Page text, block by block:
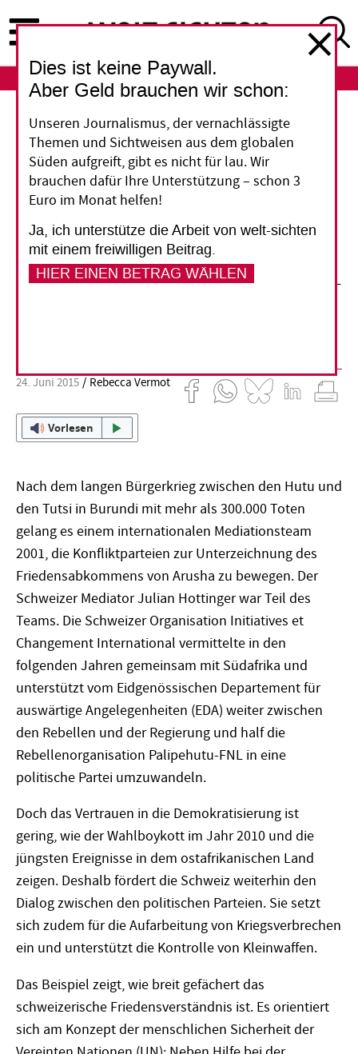
zum
Inhalt
ABO
Schweizer Friedensförderung
Mehr als ein hübsches
Aushängeschild
Friedensförderung aus der Schweiz hat einen
guten Ruf. Sie ist engagiert, anspruchsvoll und
hat fähiges Personal. Doch die Schweizer Außen-
24. Juni 2015 Rebecca Vermot
Vorlesen
Nach dem langen Bürgerkrieg zwischen den Hutu und
den Tutsi in Burundi mit mehr als 300.000 Toten
gelang es einem internationalen Mediationsteam
2001, die Konfliktparteien zur Unterzeichnung des
Friedensabkommens von Arusha zu bewegen. Der
Schweizer Mediator Julian Hottinger war Teil des
Teams. Die Schweizer Organisation Initiatives et
Changement International vermittelte in den
folgenden Jahren gemeinsam mit Südafrika und
unterstützt vom Eidgenössischen Departement für
auswärtige Angelegenheiten (EDA) weiter zwischen
den Rebellen und der Regierung und half die
Rebellenorganisation Palipehutu-FNL in eine
politische Partei umzuwandeln.
Doch das Vertrauen in die Demokratisierung ist
gering, wie der Wahlboykott im Jahr 2010 und die
jüngsten Ereignisse in dem ostafrikanischen Land
zeigen. Deshalb fördert die Schweiz weiterhin den
Dialog zwischen den politischen Parteien. Sie setzt
sich zudem für die Aufarbeitung von Kriegsverbrechen
ein und unterstützt die Kontrolle von Kleinwaffen.
Das Beispiel zeigt, wie breit gefächert das
schweizerische Friedensverständnis ist. Es orientiert
sich am Konzept der menschlichen Sicherheit der
Dies ist keine Paywall.
Aber Geld brauchen wir schon:
Unseren Journalismus, der vernachlässigte
Themen und Sichtweisen aus dem globalen
Süden aufgreift, gibt es nicht für lau. Wir
brauchen dafür Ihre Unterstützung – schon 3
Euro im Monat helfen!
Ja, ich unterstütze die Arbeit von welt-sichten
mit einem freiwilligen Beitrag.
HIER EINEN BETRAG WÄHLEN